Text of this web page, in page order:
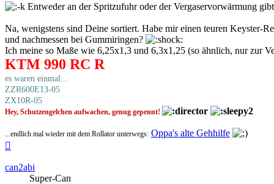
Entweder an der Spritzufuhr oder der Vergaservorwärmung
Na, wenigstens sind Deine sortiert. Habe mir einen teuren Keyster-
und nachmessen bei Gummiringen?
Ich meine so Maße wie 6,25x1,3 und 6,3x1,25 (so ähnlich, nur zur
KTM 990 RC R
es waren einmal...
ZZR600E13-05
ZX10R-05
Hey, Schutzengelchen aufwachen, genug gepennt!
...endlich mal wieder mit dem Rollator unterwegs: Oppa's alte Gehhilfe
can2abi
Super-Can